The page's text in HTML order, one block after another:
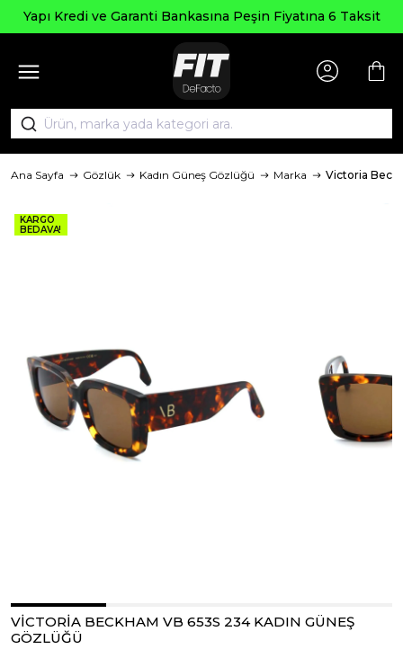
Yapı Kredi ve Garanti Bankasına Peşin Fiyatına 6 Taksit
Ana Sayfa Gözlük Kadın Güneş Gözlüğü Marka Victoria
KARGO
BEDAVA!
VİCTORİA BECKHAM VB 653S 234 KADIN GÜNEŞ
GÖZLÜĞÜ